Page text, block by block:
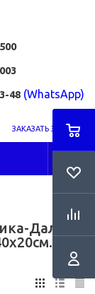
48 (WhatsApp)
ЗАКАЗАТЬ ЗВОНОК
Дали